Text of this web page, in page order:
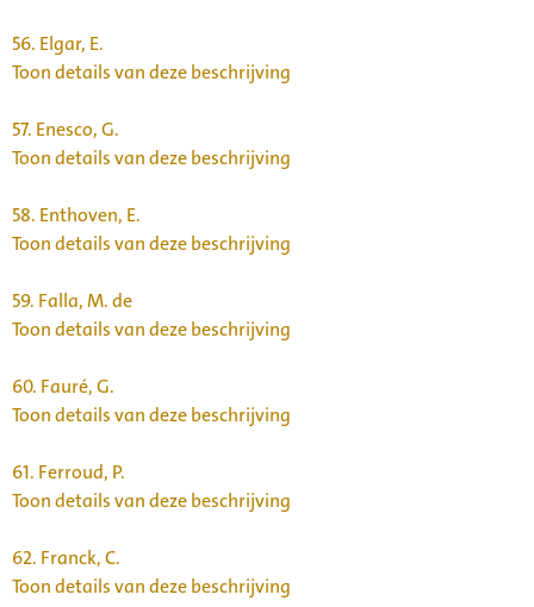
56. Elgar, E.
Toon details van deze beschrijving
57. Enesco, G.
Toon details van deze beschrijving
58. Enthoven, E.
Toon details van deze beschrijving
59. Falla, M. de
Toon details van deze beschrijving
60. Fauré, G.
Toon details van deze beschrijving
61. Ferroud, P.
Toon details van deze beschrijving
62. Franck, C.
Toon details van deze beschrijving